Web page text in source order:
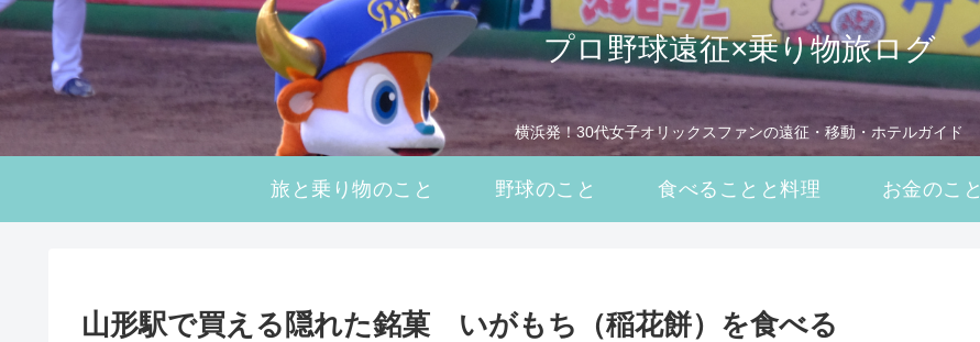
プロ野球遠征×乗り物旅ログ
横浜発！30代女子オリックスファンの遠征・移動・ホテルガイド
旅と乗り物のこと 野球のこと 食べることと料理 お金のこと
山形駅で買える隠れた銘菓 いがもち（稲花餅）を食べる